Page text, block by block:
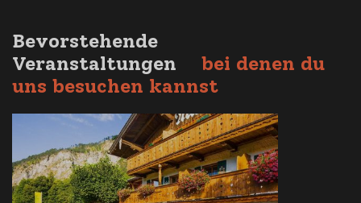
Bevorstehende
Veranstaltungen
bei denen du
uns besuchen kannst